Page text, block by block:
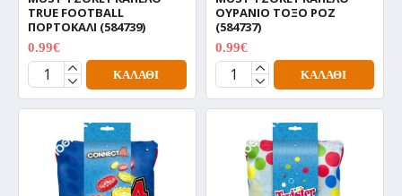
TRUE FOOTBALL
ΠΟΡΤΟΚΑΛΙ (584739)
0.99€
ΚΑΛΆΘΙ
ΟΥΡΑΝΙΟ ΤΟΞΟ ΡΟΖ
(584737)
0.99€
ΚΑΛΆΘΙ
ΕΚΤΌΣ ΑΠΟΘΈΜΑΤΟΣ ΕΚΤΌΣ ΑΠΟΘΈΜΑΤΟΣ